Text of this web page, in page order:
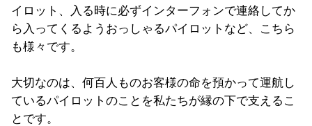
イロット、入る時に必ずインターフォンで連絡してか
ら入ってくるようおっしゃるパイロットなど、こちら
も様々です。
大切なのは、何百人ものお客様の命を預かって運航し
ているパイロットのことを私たちが縁の下で支えるこ
とです。